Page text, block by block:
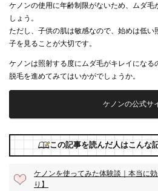
ケノンの使用に年齢制限がないため、ムダ毛
しょう。
ただし、子供の肌は敏感なので、始めは低い
子を見ることが大切です。
ケノンは照射する度にムダ毛がキレイになる
脱毛を進めてみてはいかがでしょうか。
ケノンの公式サ
この記事を読んだ人はこんな
ケノンを使ってみた体験談｜本当に
り】